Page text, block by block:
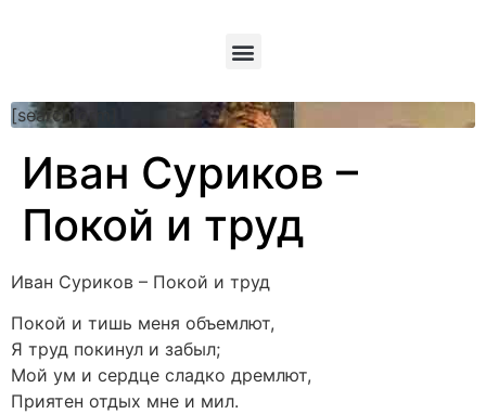
[searchform]
Иван Суриков –
Покой и труд
Иван Суриков – Покой и труд
Покой и тишь меня объемлют,
Я труд покинул и забыл;
Мой ум и сердце сладко дремлют,
Приятен отдых мне и мил.